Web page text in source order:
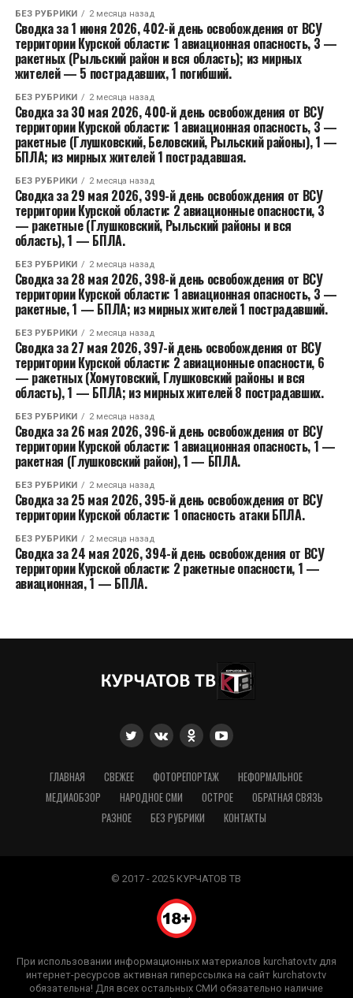
БЕЗ РУБРИКИ 2 месяца назад
Сводка за 1 июня 2026, 402-й день освобождения от ВСУ
территории Курской области: 1 авиационная опасность, 3 —
ракетных (Рыльский район и вся область); из мирных
жителей — 5 пострадавших, 1 погибший.
БЕЗ РУБРИКИ 2 месяца назад
Сводка за 30 мая 2026, 400-й день освобождения от ВСУ
территории Курской области: 1 авиационная опасность, 3 —
ракетные (Глушковский, Беловский, Рыльский районы), 1 —
БПЛА; из мирных жителей 1 пострадавшая.
БЕЗ РУБРИКИ 2 месяца назад
Сводка за 29 мая 2026, 399-й день освобождения от ВСУ
территории Курской области: 2 авиационные опасности, 3
— ракетные (Глушковский, Рыльский районы и вся
область), 1 — БПЛА.
БЕЗ РУБРИКИ 2 месяца назад
Сводка за 28 мая 2026, 398-й день освобождения от ВСУ
территории Курской области: 1 авиационная опасность, 3 —
ракетные, 1 — БПЛА; из мирных жителей 1 пострадавший.
БЕЗ РУБРИКИ 2 месяца назад
Сводка за 27 мая 2026, 397-й день освобождения от ВСУ
территории Курской области: 2 авиационные опасности, 6
— ракетных (Хомутовский, Глушковский районы и вся
область), 1 — БПЛА; из мирных жителей 8 пострадавших.
БЕЗ РУБРИКИ 2 месяца назад
Сводка за 26 мая 2026, 396-й день освобождения от ВСУ
территории Курской области: 1 авиационная опасность, 1 —
ракетная (Глушковский район), 1 — БПЛА.
БЕЗ РУБРИКИ 2 месяца назад
Сводка за 25 мая 2026, 395-й день освобождения от ВСУ
территории Курской области: 1 опасность атаки БПЛА.
БЕЗ РУБРИКИ 2 месяца назад
Сводка за 24 мая 2026, 394-й день освобождения от ВСУ
территории Курской области: 2 ракетные опасности, 1 —
авиационная, 1 — БПЛА.
ГЛАВНАЯ СВЕЖЕЕ ФОТОРЕПОРТАЖ
НЕФОРМАЛЬНОЕ
МЕДИАОБЗОР
НАРОДНОЕ СМИ ОСТРОЕ
ОБРАТНАЯ СВЯЗЬ
РАЗНОЕ
БЕЗ РУБРИКИ КОНТАКТЫ
© 2017 - 2025 КУРЧАТОВ ТВ
При использовании информационных материалов kurchatov.tv для
интернет-ресурсов активная гиперссылка на сайт kurchatov.tv
обязательна! Для всех остальных СМИ обязательно наличие